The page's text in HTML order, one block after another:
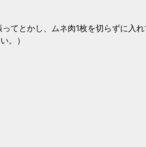
てとかし、ムネ肉1枚を切らずに入
安にしてください。）